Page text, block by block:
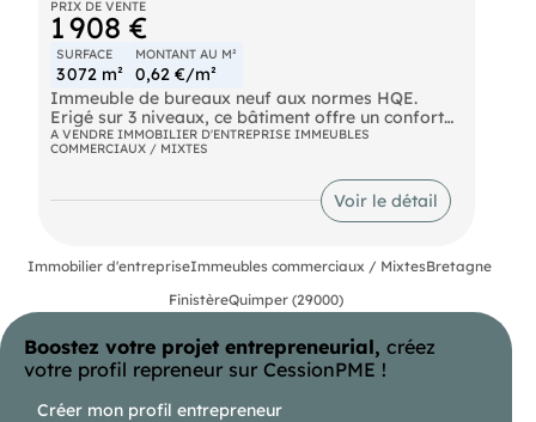
PRIX DE VENTE
1 908 €
SURFACE
3 072 m²
MONTANT AU M²
0,62 €/m²
Immeuble de bureaux neuf aux normes HQE.
Erigé sur 3 niveaux, ce bâtiment offre un confort
visuel, acoustique et énergétique. 118 places de
stationnements ainsi que des terrasses procurent
un cadre de travail de qualité. Quelques lots
restent disponibles. Prix du M2 à partir de : 1855 €
HT Honoraires de 6% TTC inclus REF: TJ/CO 25602
A VENDRE IMMOBILIER D'ENTREPRISE IMMEUBLES
COMMERCIAUX / MIXTES
Voir le détail
Immobilier d'entrepriseImmeubles commerciaux / MixtesBretagne
FinistèreQuimper (29000)
Boostez votre projet entrepreneurial, créez
votre profil repreneur sur CessionPME !
Créer mon profil entrepreneur